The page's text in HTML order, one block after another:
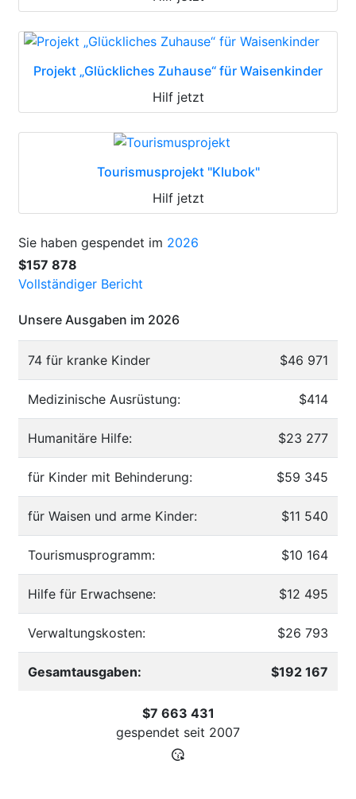
Projekt „Glückliches Zuhause“ für Waisenkinder
Hilf jetzt
Tourismusprojekt "Klubok"
Hilf jetzt
Sie haben gespendet im 2026
$157 878
Vollständiger Bericht
Unsere Ausgaben im 2026
74 für kranke Kinder $46 971
Medizinische Ausrüstung: $414
Humanitäre Hilfe: $23 277
für Kinder mit Behinderung: $59 345
für Waisen und arme Kinder: $11 540
Tourismusprogramm: $10 164
Hilfe für Erwachsene: $12 495
Verwaltungskosten: $26 793
Gesamtausgaben: $192 167
$7 663 431
gespendet seit 2007